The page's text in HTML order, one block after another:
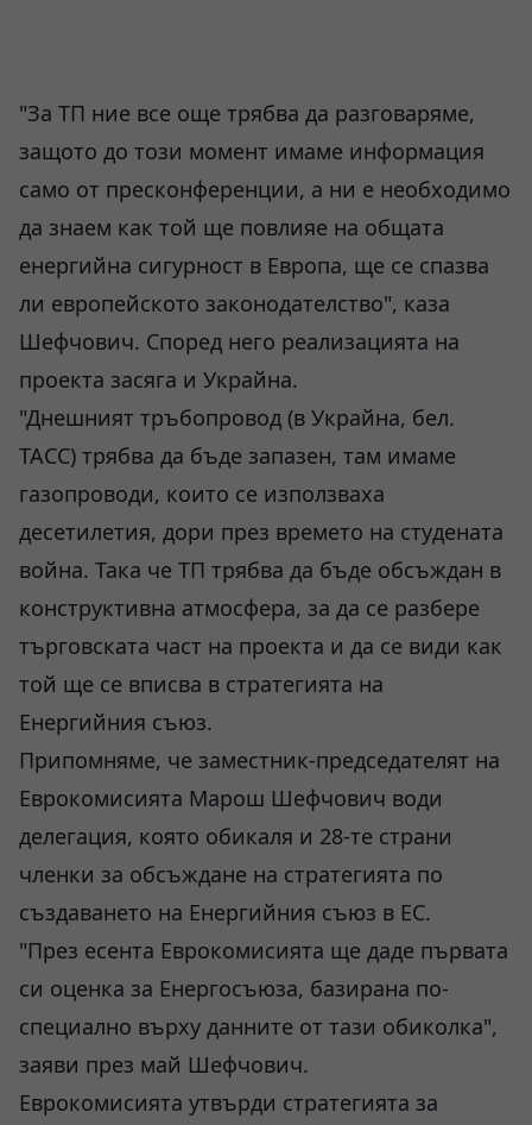
"За ТП ние все още трябва да разговаряме,
защото до този момент имаме информация
само от пресконференции, а ни е необходимо
да знаем как той ще повлияе на общата
енергийна сигурност в Европа, ще се спазва
ли европейското законодателство", каза
Шефчович. Според него реализацията на
проекта засяга и Украйна.
"Днешният тръбопровод (в Украйна, бел.
ТАСС) трябва да бъде запазен, там имаме
газопроводи, които се използваха
десетилетия, дори през времето на студената
война. Така че ТП трябва да бъде обсъждан в
конструктивна атмосфера, за да се разбере
търговската част на проекта и да се види как
той ще се вписва в стратегията на
Енергийния съюз.
Припомняме, че заместник-председателят на
Еврокомисията Марош Шефчович води
делегация, която обикаля и 28-те страни
членки за обсъждане на стратегията по
създаването на Енергийния съюз в ЕС.
"През есента Еврокомисията ще даде първата
си оценка за Енергосъюза, базирана по-
специално върху данните от тази обиколка",
заяви през май Шефчович.
Еврокомисията утвърди стратегията за